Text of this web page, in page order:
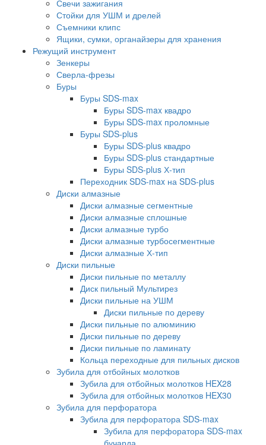
Свечи зажигания
Стойки для УШМ и дрелей
Съемники клипс
Ящики, сумки, органайзеры для хранения
Режущий инструмент
Зенкеры
Сверла-фрезы
Буры
Буры SDS-max
Буры SDS-max квадро
Буры SDS-max проломные
Буры SDS-plus
Буры SDS-plus квадро
Буры SDS-plus стандартные
Буры SDS-plus Х-тип
Переходник SDS-max на SDS-plus
Диски алмазные
Диски алмазные сегментные
Диски алмазные сплошные
Диски алмазные турбо
Диски алмазные турбосегментные
Диски алмазные Х-тип
Диски пильные
Диски пильные по металлу
Диск пильный Мультирез
Диски пильные на УШМ
Диски пильные по дереву
Диски пильные по алюминию
Диски пильные по дереву
Диски пильные по ламинату
Кольца переходные для пильных дисков
Зубила для отбойных молотков
Зубила для отбойных молотков HEX28
Зубила для отбойных молотков HEX30
Зубила для перфоратора
Зубила для перфоратора SDS-max
Зубила для перфоратора SDS-max
бучарда